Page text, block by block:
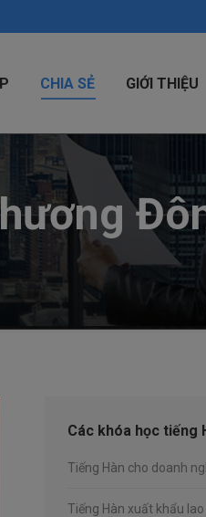
CHIA SẺ GIỚI THIỆU
Các khóa học tiếng
Tiếng Hàn cho doanh
Tiếng Hàn xuất khẩu